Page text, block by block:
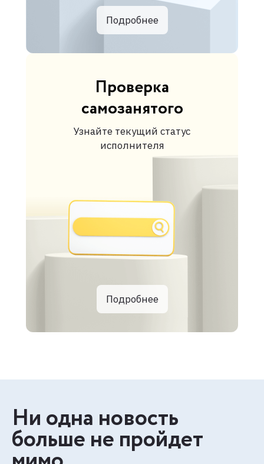
Подробнее
Проверка
самозанятого
Узнайте текущий статус
исполнителя
Подробнее
Ни одна новость
больше не пройдет